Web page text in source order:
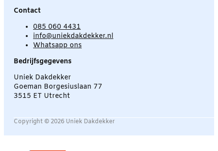
Contact
085 060 4431
info@uniekdakdekker.nl
Whatsapp ons
Bedrijfsgegevens
Uniek Dakdekker
Goeman Borgesiuslaan 77
3515 ET Utrecht
Copyright © 2026 Uniek Dakdekker